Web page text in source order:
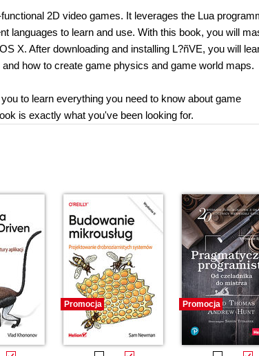
2D video games. It leverages the Lua
languages to learn and use. With this book, you will
X. After downloading and installing L?ñVE, you will
how to create game physics and game world maps.
to learn everything you need to know about game
is exactly what you've been looking for.
Promocja Promocja